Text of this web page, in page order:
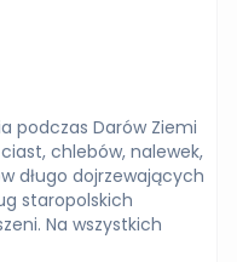
podczas Darów Ziemi
chlebów, nalewek,
długo dojrzewających
staropolskich
Na wszystkich